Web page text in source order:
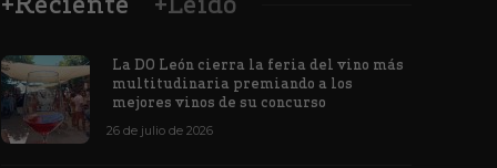
La DO León cierra la feria del vino más
multitudinaria premiando a los
mejores vinos de su concurso
26 de julio de 2026